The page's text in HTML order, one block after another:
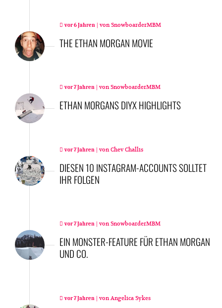
vor 6 Jahren | vonSnowboarderMBM
THE ETHAN MORGAN MOVIE
vor 7 Jahren | vonSnowboarderMBM
ETHAN MORGANS DIYX HIGHLIGHTS
vor 7 Jahren | vonChev Challis
DIESEN 10 INSTAGRAM-ACCOUNTS SOLLTET
IHR FOLGEN
vor 7 Jahren | vonSnowboarderMBM
EIN MONSTER-FEATURE FÜR ETHAN MORGAN
UND CO.
vor 7 Jahren | vonAngelica Sykes